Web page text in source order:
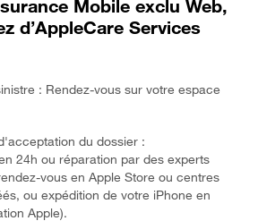
Mobile exclu Web,
d’AppleCare Services
: Rendez-vous sur votre espace
du dossier :
24h ou réparation par des experts
vous en Apple Store ou centres
ou expédition de votre iPhone en
Apple).